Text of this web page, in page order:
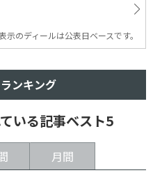
示のディールは公表日ベースです。
ンキング
いる記事ベスト5
月間